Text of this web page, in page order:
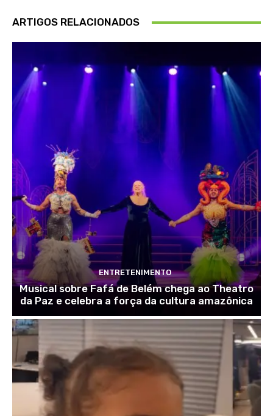
ARTIGOS RELACIONADOS
ENTRETENIMENTO
Musical sobre Fafá de Belém chega ao Theatro
da Paz e celebra a força da cultura amazônica